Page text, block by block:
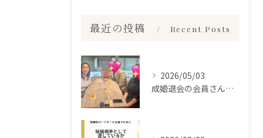
最近の投稿 Recent Posts
2026/05/03
成婚退会の会員さんとお会いして来ました✨